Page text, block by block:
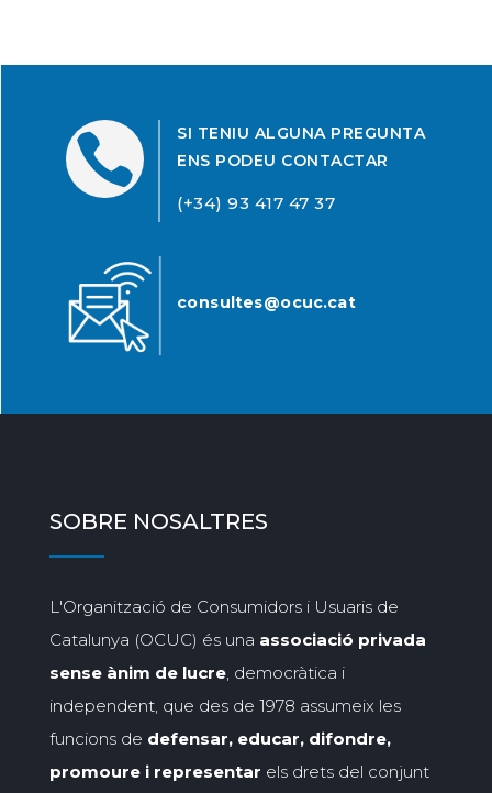

SI TENIU ALGUNA PREGUNTA
ENS PODEU CONTACTAR
(+34) 93 417 47 37
consultes@ocuc.cat
SOBRE NOSALTRES
L'Organització de Consumidors i Usuaris de
Catalunya (OCUC) és una associació privada
sense ànim de lucre, democràtica i
independent, que des de 1978 assumeix les
funcions de defensar, educar, difondre,
promoure i representar els drets del conjunt